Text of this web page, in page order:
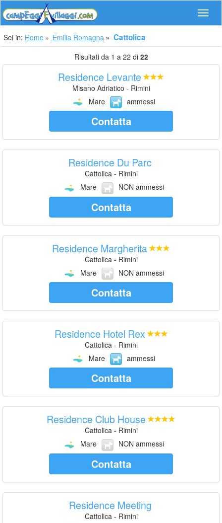
Sei in: Home Emilia Romagna Cattolica
Risultati da 1 a 22 di 22
Residence Levante
Misano Adriatico - Rimini
Mare
ammessi
Contatta
Residence Du Parc
Cattolica - Rimini
Mare
NON ammessi
Contatta
Residence Margherita
Cattolica - Rimini
Mare
NON ammessi
Contatta
Residence Hotel Rex
Cattolica - Rimini
Mare
ammessi
Contatta
Residence Club House
Cattolica - Rimini
Mare
NON ammessi
Contatta
Residence Meeting
Cattolica - Rimini